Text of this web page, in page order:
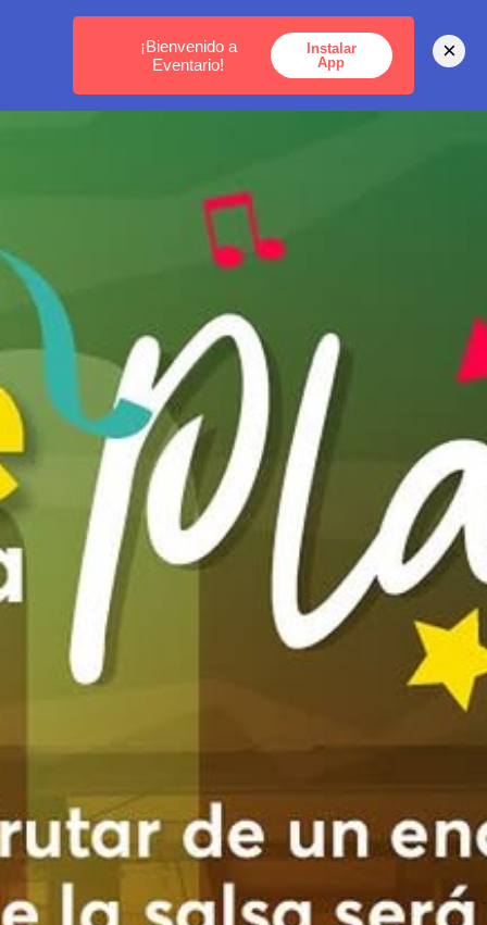
MEDELLÍN - BOGOTÁ - CARTAGENA
¡Bienvenido a
Eventario!
Instalar
App
×